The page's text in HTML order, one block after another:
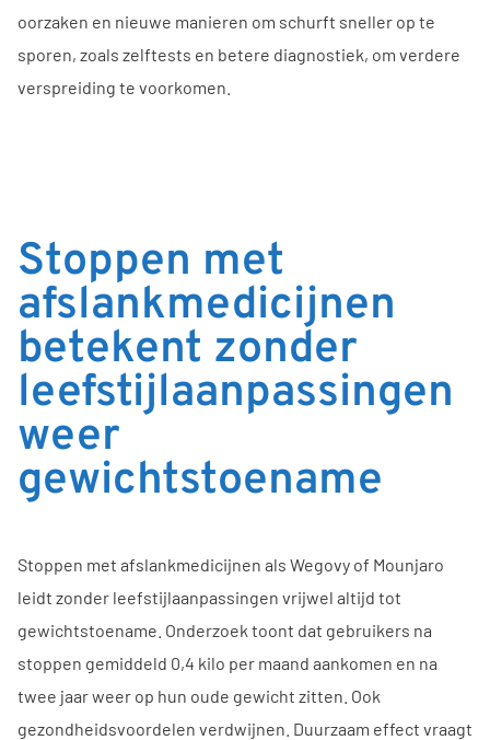
oorzaken en nieuwe manieren om schurft sneller op te
sporen, zoals zelftests en betere diagnostiek, om verdere
verspreiding te voorkomen.
Stoppen met
afslankmedicijnen
betekent zonder
leefstijlaanpassingen
weer
gewichtstoename
Stoppen met afslankmedicijnen als Wegovy of Mounjaro
leidt zonder leefstijlaanpassingen vrijwel altijd tot
gewichtstoename. Onderzoek toont dat gebruikers na
stoppen gemiddeld 0,4 kilo per maand aankomen en na
twee jaar weer op hun oude gewicht zitten. Ook
gezondheidsvoordelen verdwijnen. Duurzaam effect vraagt